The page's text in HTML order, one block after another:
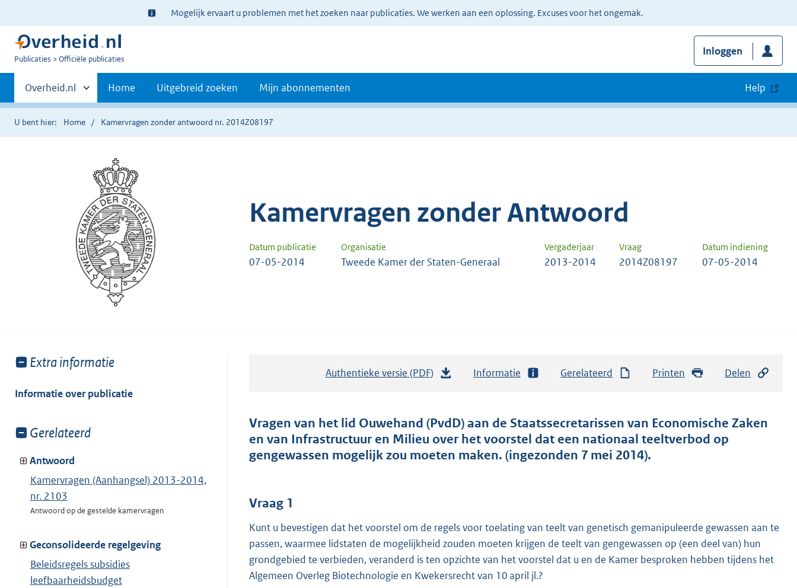
Ter
informatie:
Mogelijk ervaart u problemen met het zoeken naar publicaties. We werken aan een oplossing. Excuses voor het ongemak.
U
Publicaties Officiële publicaties
Inloggen
Primaire
navigatie
Andere
sites
binnen
Overheid.nl Home Uitgebreid zoeken Mijn abonnementen Help
U bent hier: Home Kamervragen zonder antwoord nr. 2014Z08197
Kamervragen zonder Antwoord
Datum publicatie Organisatie Vergaderjaar Vraag Datum indiening
07-05-2014 Tweede Kamer der Staten-Generaal 2013-2014 2014Z08197 07-05-2014
Toon
van:
Extra informatie
Informatie over publicatie
Toon
van:
Gerelateerd
Antwoord
Kamervragen (Aanhangsel) 2013-2014,
nr. 2103
Antwoord op de gestelde kamervragen
Geconsolideerde regelgeving
Beleidsregels subsidies
leefbaarheidsbudget
Authentieke versie (PDF)
t
a
n
o
o
t
t
Informatie Gerelateerd Printen Delen
Vragen van het lid Ouwehand (PvdD) aan de Staatssecretarissen van Economische Zaken
en van Infrastructuur en Milieu over het voorstel dat een nationaal teeltverbod op
gengewassen mogelijk zou moeten maken. (ingezonden 7 mei 2014).
Vraag 1
Kunt u bevestigen dat het voorstel om de regels voor toelating van teelt van genetisch gemanipuleerde gewassen aan te
passen, waarmee lidstaten de mogelijkheid zouden moeten krijgen de teelt van gengewassen op (een deel van) hun
grondgebied te verbieden, veranderd is ten opzichte van het voorstel dat u en de Kamer besproken hebben tijdens het
Algemeen Overleg Biotechnologie en Kwekersrecht van 10 april jl.?